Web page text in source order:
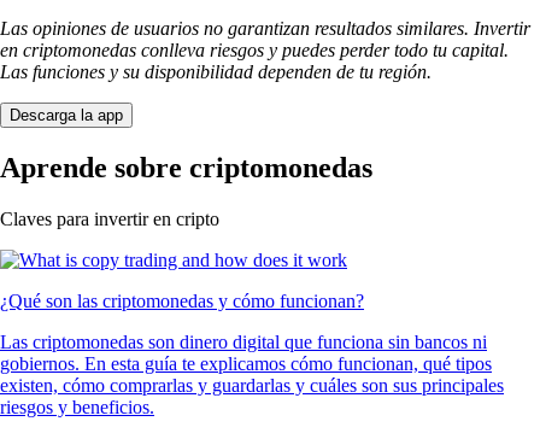
Las opiniones de usuarios no garantizan resultados similares. Invertir
en criptomonedas conlleva riesgos y puedes perder todo tu capital.
Las funciones y su disponibilidad dependen de tu región.
Descarga la app
Aprende sobre criptomonedas
Claves para invertir en cripto
¿Qué son las criptomonedas y cómo funcionan?
Las criptomonedas son dinero digital que funciona sin bancos ni
gobiernos. En esta guía te explicamos cómo funcionan, qué tipos
existen, cómo comprarlas y guardarlas y cuáles son sus principales
riesgos y beneficios.